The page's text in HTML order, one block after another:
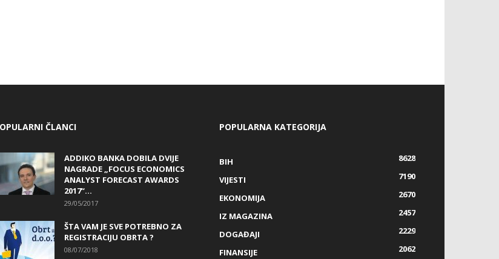
ČLANCI
ADDIKO BANKA DOBILA DVIJE
NAGRADE „FOCUS ECONOMICS
ANALYST FORECAST AWARDS
2017“...
29/05/2017
ŠTA VAM JE SVE POTREBNO ZA
REGISTRACIJU OBRTA ?
08/07/2018
POPULARNA KATEGORIJA
BIH
8628
VIJESTI
7190
EKONOMIJA
2670
IZ MAGAZINA
2457
DOGAĐAJI
2229
FINANSIJE
2062